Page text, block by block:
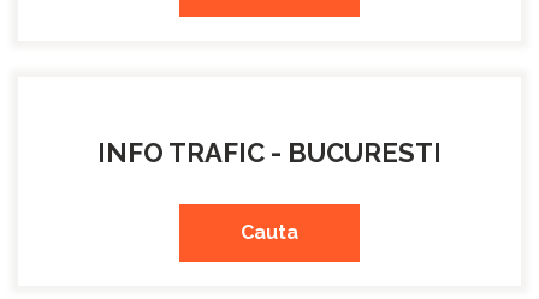
INFO TRAFIC - BUCURESTI
Cauta